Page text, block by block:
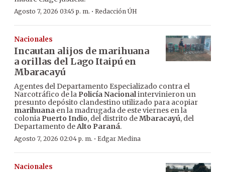
Agosto 7, 2026 03:45 p. m. · Redacción ÚH
Nacionales
Incautan alijos de marihuana
a orillas del Lago Itaipú en
Mbaracayú
Agentes del Departamento Especializado contra el
Narcotráfico de la Policía Nacionalintervinieron un
presunto depósito clandestino utilizado para acopiar
marihuana en la madrugada de este viernes en la
colonia Puerto Indio, del distrito deMbaracayú, del
Departamento deAlto Paraná.
Agosto 7, 2026 02:04 p. m. · Edgar Medina
Nacionales